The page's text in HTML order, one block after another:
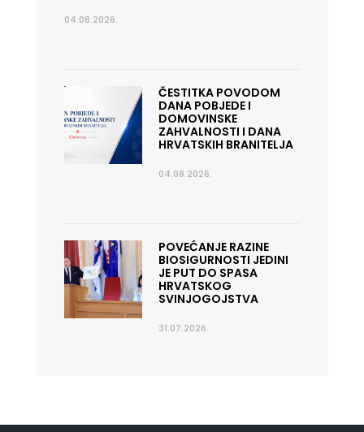
04.08.2026.
ČESTITKA POVODOM
DANA POBJEDE I
DOMOVINSKE
ZAHVALNOSTI I DANA
HRVATSKIH BRANITELJA
04.08.2026.
POVEĆANJE RAZINE
BIOSIGURNOSTI JEDINI
JE PUT DO SPASA
HRVATSKOG
SVINJOGOJSTVA
31.07.2026.